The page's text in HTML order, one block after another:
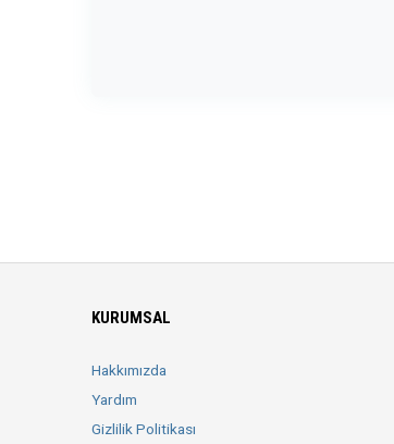
KURUMSAL
Hakkımızda
Yardım
Gizlilik Politikası